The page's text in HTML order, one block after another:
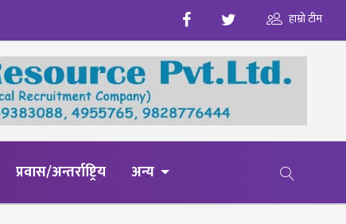
हाम्रो टीम
प्रवास/अन्तर्राष्ट्रिय अन्य